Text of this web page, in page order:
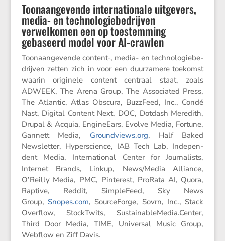
Toonaangevende internationale uitgevers,
media- en technologiebedrijven
verwelkomen een op toestemming
gebaseerd model voor AI-crawlen
Toonaan­ge­vende content‑, media- en techno­lo­gie­be­
drijven zetten zich in voor een duurza­mere toekomst
waarin origi­nele content centraal staat, zoals
ADWEEK, The Arena Group, The Associ­ated Press,
The Atlantic, Atlas Obscura, BuzzFeed, Inc., Condé
Nast, Digital Content Next, DOC, Dotdash Meredith,
Drupal & Acquia, EngineEars, Evolve Media, Fortune,
Gannett Media, Ground​views​.org, Half Baked
Newsletter, Hypers­cience, IAB Tech Lab, Indepen­
dent Media, Inter­na­ti­onal Center for Journa­lists,
Internet Brands, Linkup, News/​Media Alliance,
O’Reilly Media, PMC, Pinte­rest, ProRata AI, Quora,
Raptive, Reddit, Simple­Feed, Sky News
Group, Snopes​.com, Source­Forge, Sovrn, Inc., Stack
Overflow, StockT­wits, Sustai​na​ble​Media​.Center,
Third Door Media, TIME, Universal Music Group,
Webflow en Ziff Davis.